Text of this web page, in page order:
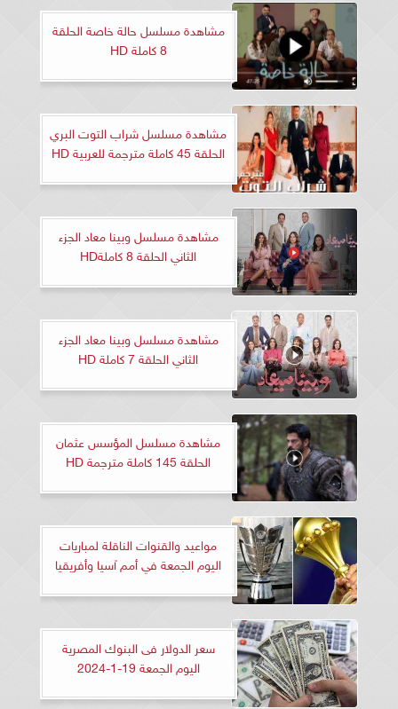
مشاهدة مسلسل حالة خاصة الحلقة
8 كاملة HD
مشاهدة مسلسل شراب التوت البري
الحلقة 45 كاملة مترجمة للعربية HD
مشاهدة مسلسل وبينا معاد الجزء
الثاني الحلقة 8 كاملةHD
مشاهدة مسلسل وبينا معاد الجزء
الثاني الحلقة 7 كاملة HD
مشاهدة مسلسل المؤسس عثمان
الحلقة 145 كاملة مترجمة HD
مواعيد والقنوات الناقلة لمباريات
اليوم الجمعة في أمم آسيا وأفريقيا
سعر الدولار فى البنوك المصرية
اليوم الجمعة 19-1-2024